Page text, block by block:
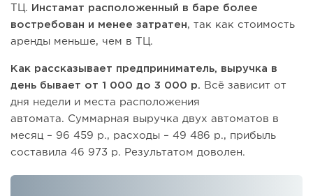
ТЦ.
Инстамат расположенный в баре более
востребован и менее затратен, так как стоимость
аренды меньше, чем в ТЦ.
Как рассказывает предприниматель, выручка в
день бывает от 1 000 до 3 000 р.
Всё зависит от
дня недели и места расположения
автомата. Суммарная выручка двух автоматов в
месяц – 96 459 р., расходы – 49 486 р., прибыль
составила 46 973 р. Результатом доволен.